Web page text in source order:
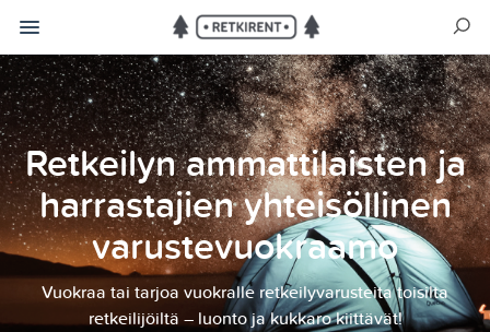
Retkeilyn ammattilaisten ja
harrastajien yhteisöllinen
varustevuokraamo
Vuokraa tai tarjoa vuokralle retkeilyvarusteita toisilta
retkeilijöiltä – luonto ja kukkaro kiittävät!